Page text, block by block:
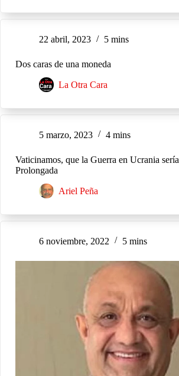
22 abril, 2023 5 mins
Dos caras de una moneda
La Otra Cara
5 marzo, 2023 4 mins
Vaticinamos, que la Guerra en Ucrania sería
Prolongada
Ariel Peña
6 noviembre, 2022 5 mins